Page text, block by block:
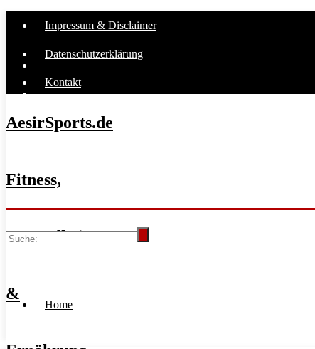
Impressum & Disclaimer
Datenschutzerklärung
Kontakt
AesirSports.de
Fitness,
Gesundheit
&
Home